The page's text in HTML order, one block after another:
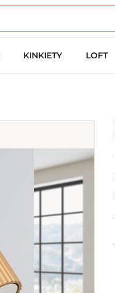
KINKIETY LOFT